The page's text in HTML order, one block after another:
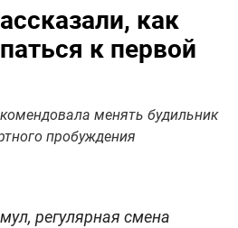
как
к первой
менять будильник
пробуждения
регулярная смена